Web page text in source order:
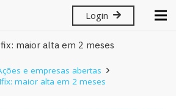
Login
maior alta em 2 meses
e empresas abertas
maior alta em 2 meses